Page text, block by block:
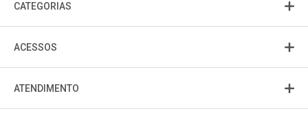
CATEGORIAS
ACESSOS
ATENDIMENTO